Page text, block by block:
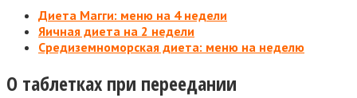
Диета Магги: меню на 4 недели
Яичная диета на 2 недели
Средиземноморская диета: меню на неделю
О таблетках при переедании